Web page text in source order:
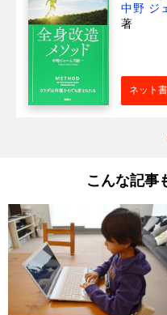
中野 ジ
著
ネット
こんな記事